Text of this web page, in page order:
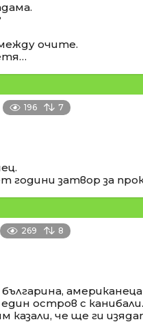
очите.
196 7
години затвор за
269 8
остров с
че ще ги